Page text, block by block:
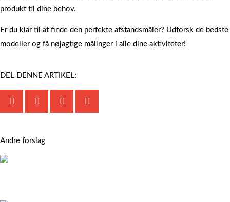
produkt til dine behov.
Er du klar til at finde den perfekte afstandsmåler? Udforsk de bedste
modeller og få nøjagtige målinger i alle dine aktiviteter!
DEL DENNE ARTIKEL:
Andre forslag